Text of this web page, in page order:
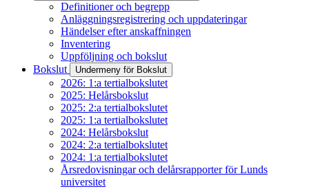
Definitioner och begrepp
Anläggningsregistrering och uppdateringar
Händelser efter anskaffningen
Inventering
Uppföljning och bokslut
Bokslut
Undermeny för Bokslut
2026: 1:a tertialbokslutet
2025: Helårsbokslut
2025: 2:a tertialbokslutet
2025: 1:a tertialbokslutet
2024: Helårsbokslut
2024: 2:a tertialbokslutet
2024: 1:a tertialbokslutet
Årsredovisningar och delårsrapporter för Lunds
universitet